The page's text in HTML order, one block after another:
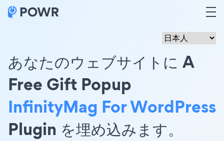
あなたのウェブサイトに A
Free Gift Popup
InfinityMag For WordPress
Plugin を埋め込みます。